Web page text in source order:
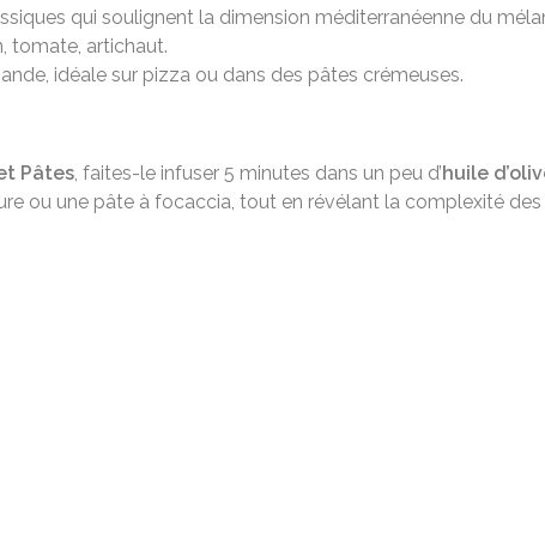
qui soulignent la dimension méditerranéenne du
tomate, artichaut.
idéale sur pizza ou dans des pâtes crémeuses.
Pâtes, faites-le infuser 5 minutes dans un peu d’huile
ou une pâte à focaccia, tout en révélant la complexité